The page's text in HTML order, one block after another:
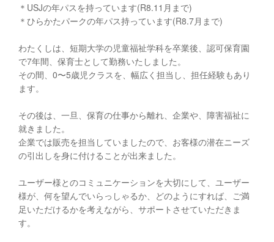
＊USJの年パスを持っています(R8.11月まで)
＊ひらかたパークの年パス持っています(R8.7月まで)
わたくしは、短期大学の児童福祉学科を卒業後、認可保育園
で7年間、保育士として勤務いたしました。
その間、0〜5歳児クラスを、幅広く担当し、担任経験もあり
ます。
その後は、一旦、保育の仕事から離れ、企業や、障害福祉に
就きました。
企業では販売を担当していましたので、お客様の潜在ニーズ
の引出しを身に付けることが出来ました。
ユーザー様とのコミュニケーションを大切にして、ユーザー
様が、何を望んでいらっしゃるか、どのようにすれば、ご満
足いただけるかを考えながら、サポートさせていただきま
す。